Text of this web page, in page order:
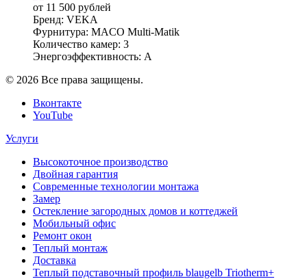
от 11 500 рублей
Бренд: VEKA
Фурнитура: MACO Multi-Matik
Количество камер: 3
Энергоэффективность: A
© 2026 Все права защищены.
Вконтакте
YouTube
Услуги
Высокоточное производство
Двойная гарантия
Современные технологии монтажа
Замер
Остекление загородных домов и коттеджей
Мобильный офис
Ремонт окон
Теплый монтаж
Доставка
Теплый подставочный профиль blaugelb Triotherm+